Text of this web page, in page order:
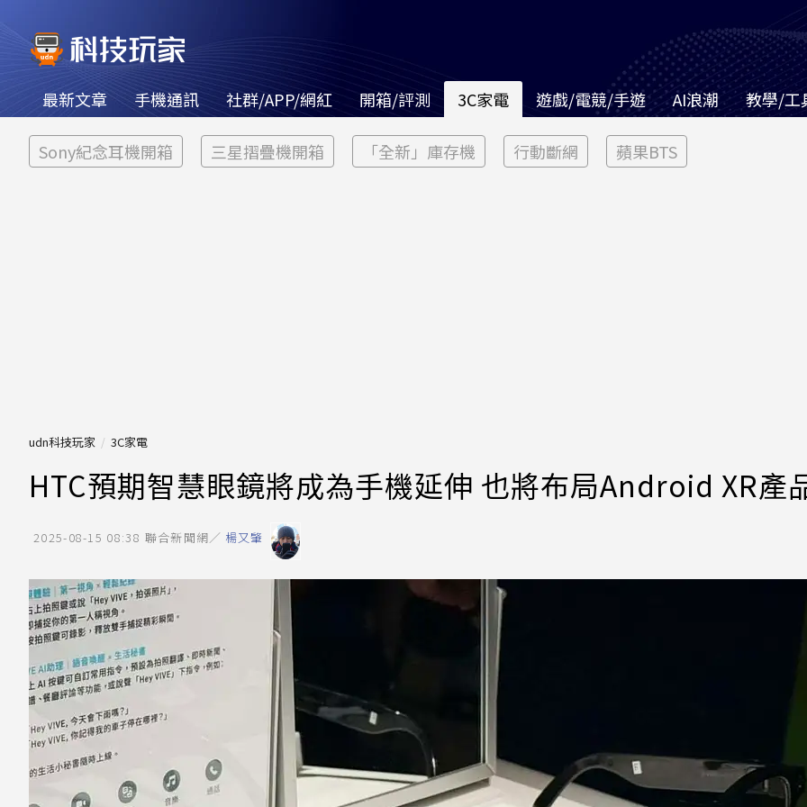
最新文章 手機通訊 社群/APP/網紅 開箱/評測 3C家電 遊戲/電競/手遊 AI浪潮 教學/工
Sony紀念耳機開箱 三星摺疊機開箱 「全新」庫存機 行動斷網 蘋果BTS
udn科技玩家 3C家電
HTC預期智慧眼鏡將成為手機延伸 也將布局Android XR產
2025-08-15 08:38 聯合新聞網／ 楊又肇